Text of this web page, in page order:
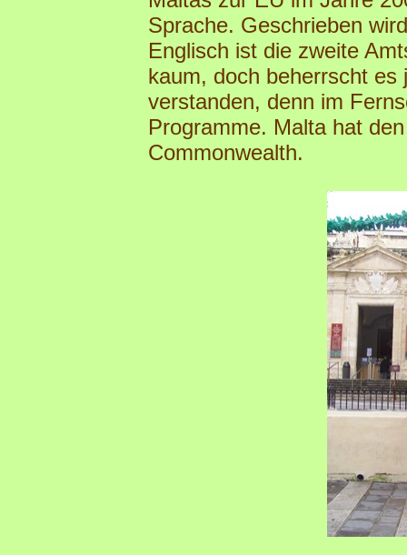
Sprache. Geschrieben
Englisch ist die zweite
kaum, doch beherrscht es
verstanden, denn im
Programme. Malta hat
Commonwealth.